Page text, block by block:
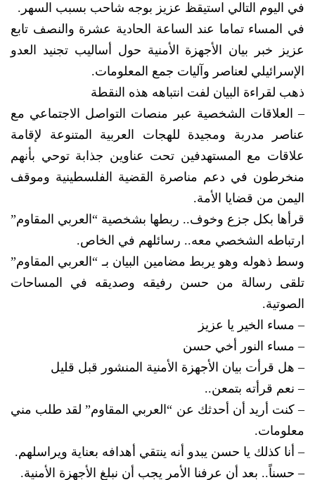
في اليوم التالي استيقظ عزيز بوجه شاحب بسبب السهر.
في المساء تماما عند الساعة الحادية عشرة والنصف تابع
عزيز خبر بيان الأجهزة الأمنية حول أساليب تجنيد العدو
الإسرائيلي لعناصر وآليات جمع المعلومات.
ذهب لقراءة البيان لفت انتباهه هذه النقطة
– العلاقات الشخصية عبر منصات التواصل الاجتماعي مع
عناصر مدربة ومجيدة للهجات العربية المتنوعة لإقامة
علاقات مع المستهدفين تحت عناوين جذابة توحي بأنهم
منخرطون في دعم مناصرة القضية الفلسطينية وموقف
اليمن من قضايا الأمة.
قرأها بكل جزع وخوف.. ربطها بشخصية “العربي المقاوم”
ارتباطه الشخصي معه.. رسائلهم في الخاص.
وسط ذهوله وهو يربط مضامين البيان بـ “العربي المقاوم”
تلقى رسالة من حسن رفيقه وصديقه في المساحات
الصوتية.
– مساء الخير يا عزيز
– مساء النور أخي حسن
– هل قرأت بيان الأجهزة الأمنية المنشور قبل قليل
– نعم قرأته بتمعن..
– كنت أريد أن أحدثك عن “العربي المقاوم” لقد طلب مني
معلومات.
– أنا كذلك يا حسن يبدو أنه ينتقي أهدافه بعناية ويراسلهم.
– حسناً.. بعد أن عرفنا الأمر يجب أن نبلغ الأجهزة الأمنية.